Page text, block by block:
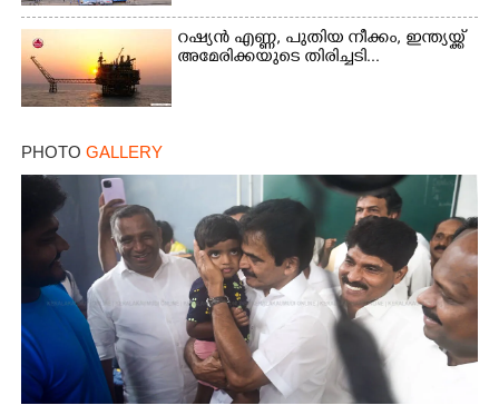
റഷ്യൻ എണ്ണ, പുതിയ നീക്കം, ഇന്ത്യയ്ക്ക്
അമേരിക്കയുടെ തിരിച്ചടി...
PHOTO GALLERY